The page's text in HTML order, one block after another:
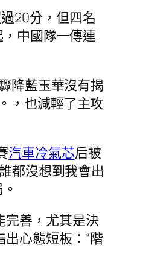
20分，但四名
中國隊一傳連
降藍玉華沒有揭
，也減輕了主攻
汽車冷氣芯后被
都沒想到我會出
完善，尤其是決
心態短板：“階